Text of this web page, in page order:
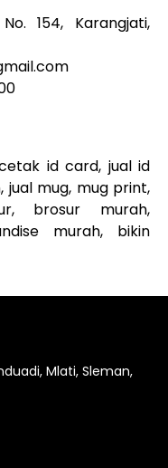
154, Karangjati,
id card, jual id
jual mug, mug print,
brosur murah,
murah, bikin
Mlati, Sleman,